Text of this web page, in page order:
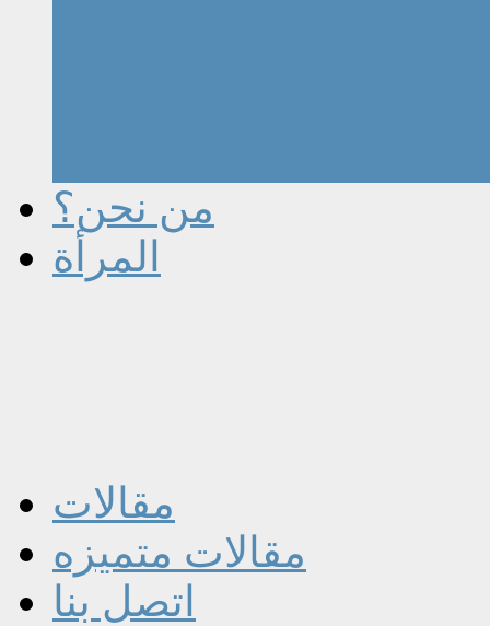
من نحن؟
المرأة
مقالات
مقالات متميزه
اتصل بنا